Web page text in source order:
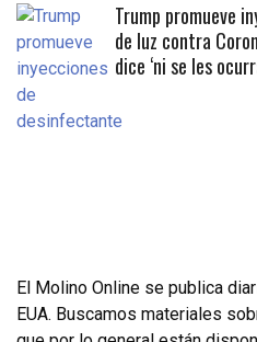
Trump promueve
de luz contra
dice ‘ni se les
El Molino Online se publica
EUA. Buscamos materiales